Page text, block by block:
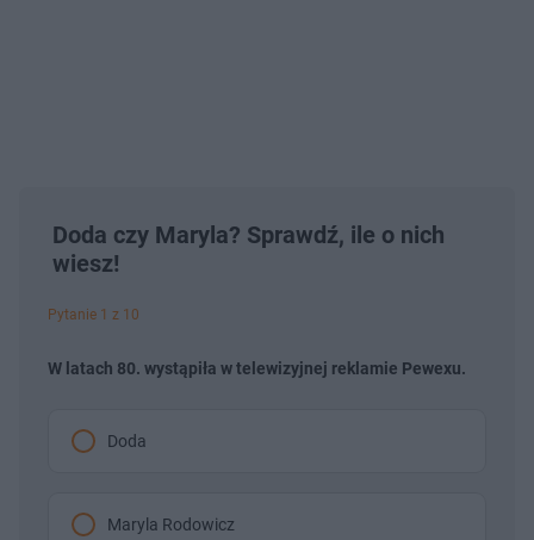
Doda czy Maryla? Sprawdź, ile o nich
wiesz!
Pytanie 1 z 10
W latach 80. wystąpiła w telewizyjnej reklamie Pewexu.
Doda
Maryla Rodowicz